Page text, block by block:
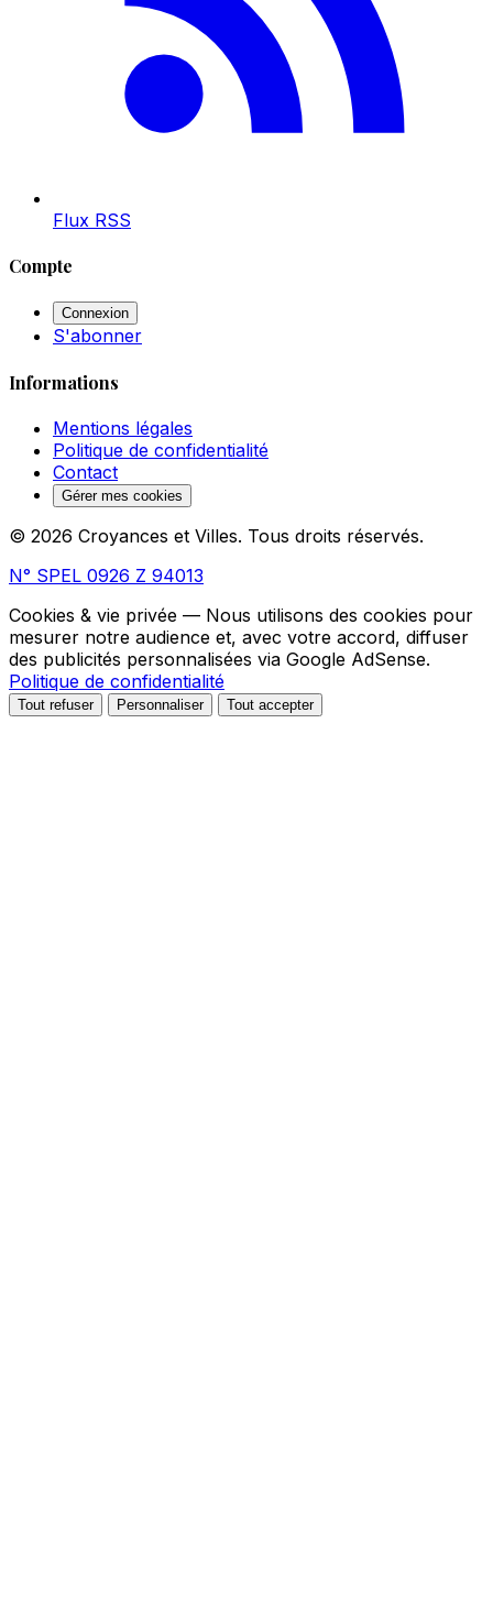
Flux RSS
Compte
Connexion
S'abonner
Informations
Mentions légales
Politique de confidentialité
Contact
Gérer mes cookies
© 2026 Croyances et Villes. Tous droits réservés.
N° SPEL 0926 Z 94013
Cookies & vie privée — Nous utilisons des cookies pour
mesurer notre audience et, avec votre accord, diffuser
des publicités personnalisées via Google AdSense.
Politique de confidentialité
Tout refuser Personnaliser Tout accepter